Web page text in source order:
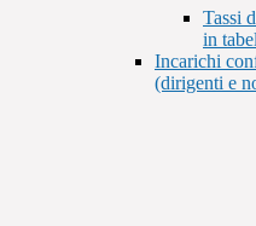
Tassi
in
Incarichi
(dirigenti e